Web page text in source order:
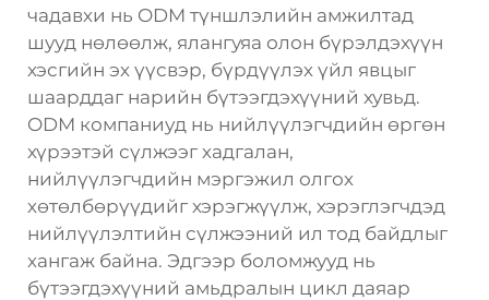
чадавхи нь ODM түншлэлийн амжилтад
шууд нөлөөлж, ялангуяа олон бүрэлдэхүүн
хэсгийн эх үүсвэр, бүрдүүлэх үйл явцыг
шаарддаг нарийн бүтээгдэхүүний хувьд.
ODM компаниуд нь нийлүүлэгчдийн өргөн
хүрээтэй сүлжээг хадгалан,
нийлүүлэгчдийн мэргэжил олгох
хөтөлбөрүүдийг хэрэгжүүлж, хэрэглэгчдэд
нийлүүлэлтийн сүлжээний ил тод байдлыг
хангаж байна. Эдгээр боломжууд нь
бүтээгдэхүүний амьдралын цикл даяар